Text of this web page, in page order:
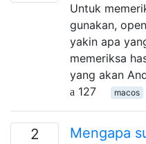
Untuk
gunakan,
yakin apa
memeriksa
yang akan
127
macos
2
Mengapa